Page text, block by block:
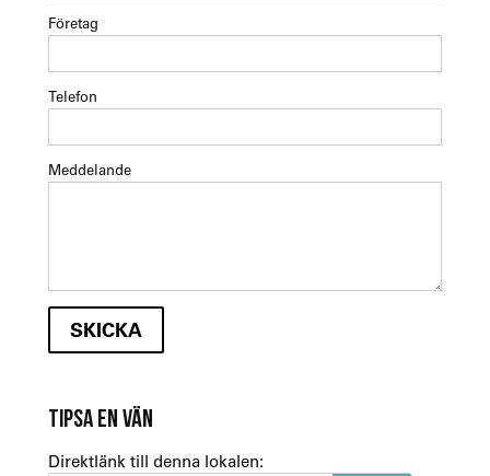
Företag
Telefon
Meddelande
TIPSA EN VÄN
Direktlänk till denna lokalen: